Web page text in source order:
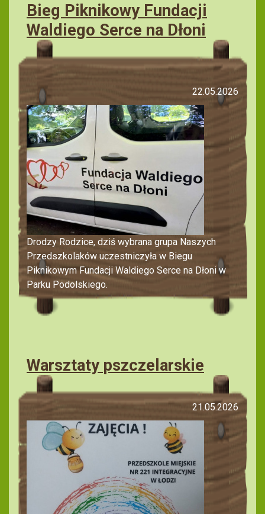
Bieg Piknikowy Fundacji
Waldiego Serce na Dłoni
22.05.2026
Drodzy Rodzice, dziś wybrana grupa Naszych
Przedszkolaków uczestniczyła w Biegu
Piknikowym Fundacji Waldiego Serce na Dłoni w
Parku Podolskiego.
Warsztaty pszczelarskie
21.05.2026